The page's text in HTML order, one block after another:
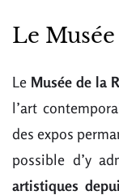
Le
Le Musée de la
l’art
des expos
possible d’y
artistiques